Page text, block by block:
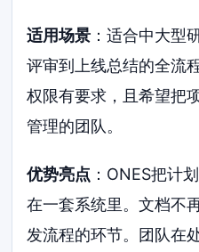
适用场景 ：适合中大型
评审到上线总结的全流
权限有要求，且希望把
管理的团队。
优势亮点 ：ONES把计
在一套系统里。文档不
发流程的环节。团队在